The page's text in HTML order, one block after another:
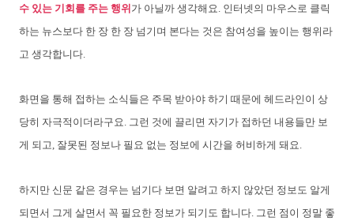
수 있는 기회를 주는 행위 가 아닐까 생각해요. 인터넷의 마우스로 클릭
하는 뉴스보다 한 장 한 장 넘기며 본다는 것은 참여성을 높이는 행위라
고 생각합니다.
화면을 통해 접하는 소식들은 주목 받아야 하기 때문에 헤드라인이 상
당히 자극적이더라구요. 그런 것에 끌리면 자기가 접하던 내용들만 보
게 되고, 잘못된 정보나 필요 없는 정보에 시간을 허비하게 돼요.
하지만 신문 같은 경우는 넘기다 보면 알려고 하지 않았던 정보도 알게
되면서 그게 살면서 꼭 필요한 정보가 되기도 합니다. 그런 점이 정말 좋